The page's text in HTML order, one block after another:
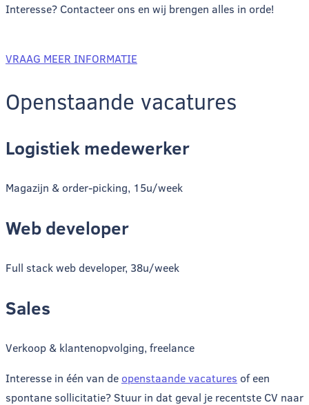
Interesse? Contacteer ons en wij brengen alles in orde!
VRAAG MEER INFORMATIE
Openstaande vacatures
Logistiek medewerker
Magazijn & order-picking, 15u/week
Web developer
Full stack web developer, 38u/week
Sales
Verkoop & klantenopvolging, freelance
Interesse in één van de openstaande vacatures of een
spontane sollicitatie? Stuur in dat geval je recentste CV naar